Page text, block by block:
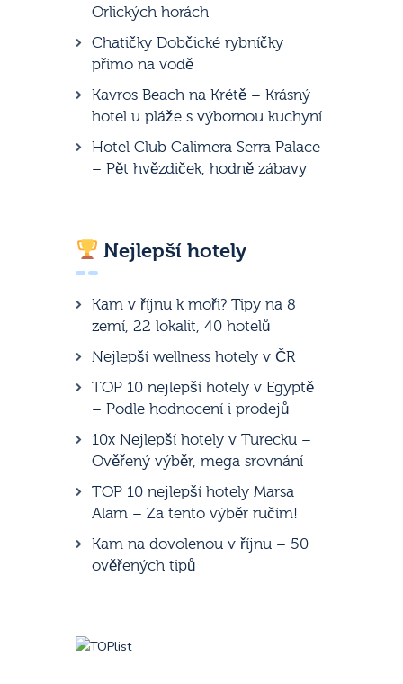
Orlických horách
Chatičky Dobčické rybníčky
přímo na vodě
Kavros Beach na Krétě – Krásný
hotel u pláže s výbornou kuchyní
Hotel Club Calimera Serra Palace
– Pět hvězdiček, hodně zábavy
Nejlepší hotely
Kam v říjnu k moři? Tipy na 8
zemí, 22 lokalit, 40 hotelů
Nejlepší wellness hotely v ČR
TOP 10 nejlepší hotely v Egyptě
– Podle hodnocení i prodejů
10x Nejlepší hotely v Turecku –
Ověřený výběr, mega srovnání
TOP 10 nejlepší hotely Marsa
Alam – Za tento výběr ručím!
Kam na dovolenou v říjnu – 50
ověřených tipů